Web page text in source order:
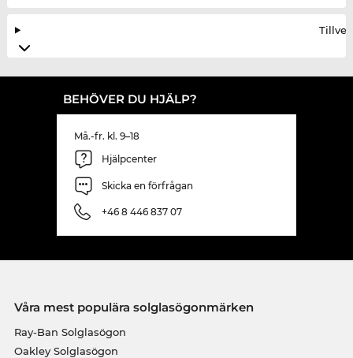
BEHÖVER DU HJÄLP?
Må.-fr. kl. 9–18
Hjälpcenter
Skicka en förfrågan
+46 8 446 837 07
Våra mest populära solglasögonmärken
Ray-Ban Solglasögon
Oakley Solglasögon